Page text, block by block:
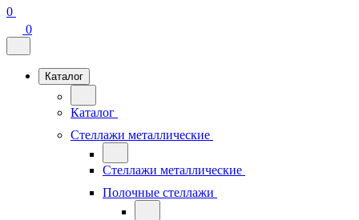
0
0
Каталог
Каталог
Стеллажи металлические
Стеллажи металлические
Полочные стеллажи